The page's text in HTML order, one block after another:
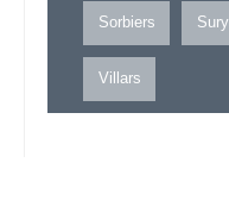
Sorbiers
Villars